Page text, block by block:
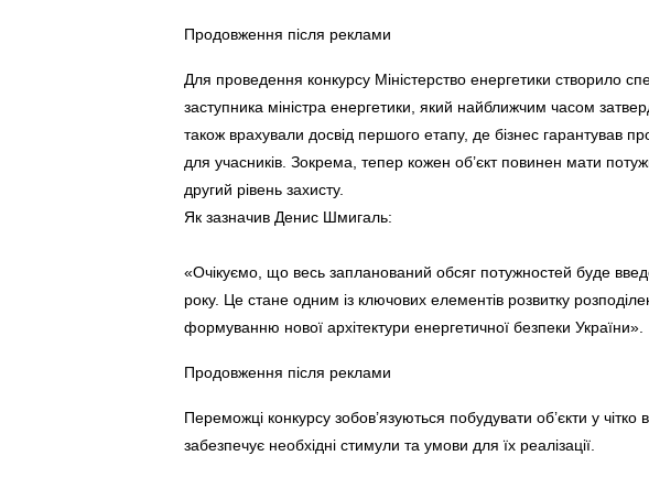
Продовження після реклами
Для проведення конкурсу Міністерство енергетики створило
заступника міністра енергетики, який найближчим часом
також врахували досвід першого етапу, де бізнес гарантував
для учасників. Зокрема, тепер кожен об’єкт повинен мати
другий рівень захисту.
Як зазначив Денис Шмигаль:
«Очікуємо, що весь запланований обсяг потужностей буде
року. Це стане одним із ключових елементів розвитку
формуванню нової архітектури енергетичної безпеки України».
Продовження після реклами
Переможці конкурсу зобов’язуються побудувати об’єкти у
забезпечує необхідні стимули та умови для їх реалізації.